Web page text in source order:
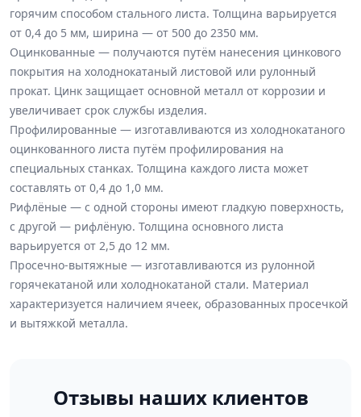
горячим способом стального листа. Толщина варьируется
от 0,4 до 5 мм, ширина — от 500 до 2350 мм.
Оцинкованные — получаются путём нанесения цинкового
покрытия на холоднокатаный листовой или рулонный
прокат. Цинк защищает основной металл от коррозии и
увеличивает срок службы изделия.
Профилированные — изготавливаются из холоднокатаного
оцинкованного листа путём профилирования на
специальных станках. Толщина каждого листа может
составлять от 0,4 до 1,0 мм.
Рифлёные — с одной стороны имеют гладкую поверхность,
с другой — рифлёную. Толщина основного листа
варьируется от 2,5 до 12 мм.
Просечно-вытяжные — изготавливаются из рулонной
горячекатаной или холоднокатаной стали. Материал
характеризуется наличием ячеек, образованных просечкой
и вытяжкой металла.
Отзывы наших клиентов